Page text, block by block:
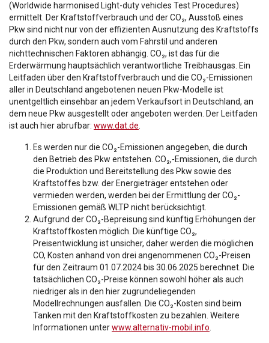
(Worldwide harmonised Light-duty vehicles Test Procedures)
ermittelt. Der Kraftstoffverbrauch und der CO₂, Ausstoß eines
Pkw sind nicht nur von der effizienten Ausnutzung des Kraftstoffs
durch den Pkw, sondern auch vom Fahrstil und anderen
nichttechnischen Faktoren abhängig. CO₂, ist das für die
Erderwärmung hauptsächlich verantwortliche Treibhausgas. Ein
Leitfaden über den Kraftstoffverbrauch und die CO₂-Emissionen
aller in Deutschland angebotenen neuen Pkw-Modelle ist
unentgeltlich einsehbar an jedem Verkaufsort in Deutschland, an
dem neue Pkw ausgestellt oder angeboten werden. Der Leitfaden
ist auch hier abrufbar: www.dat.de.
Es werden nur die CO₂-Emissionen angegeben, die durch
den Betrieb des Pkw entstehen. CO₂,-Emissionen, die durch
die Produktion und Bereitstellung des Pkw sowie des
Kraftstoffes bzw. der Energieträger entstehen oder
vermieden werden, werden bei der Ermittlung der CO₂-
Emissionen gemäß WLTP nicht berücksichtigt.
Aufgrund der CO₂-Bepreisung sind künftig Erhöhungen der
Kraftstoffkosten möglich. Die künftige CO₂,
Preisentwicklung ist unsicher, daher werden die möglichen
CO, Kosten anhand von drei angenommenen CO₂-Preisen
für den Zeitraum 01.07.2024 bis 30.06.2025 berechnet. Die
tatsächlichen CO₂-Preise können sowohl höher als auch
niedriger als in den hier zugrundeliegenden
Modellrechnungen ausfallen. Die CO₂-Kosten sind beim
Tanken mit den Kraftstoffkosten zu bezahlen. Weitere
Informationen unterwww.alternativ-mobil.info.